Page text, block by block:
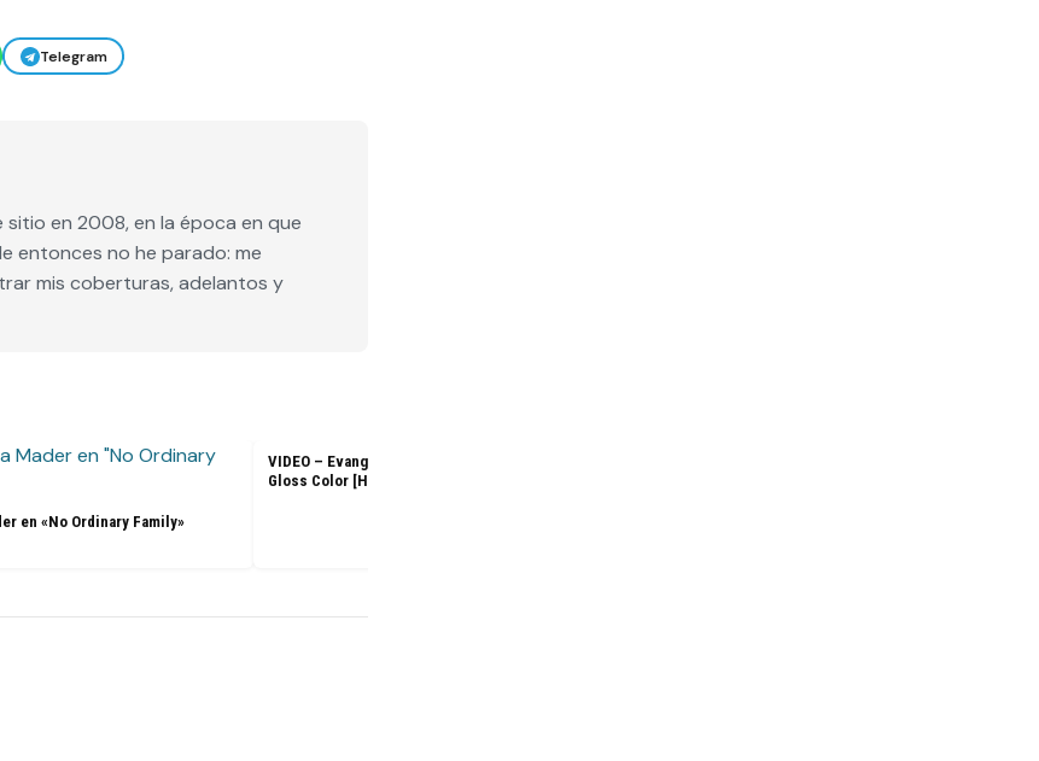
Telegram
en 2008, en la época en que
entonces no he parado: me
mis coberturas, adelantos y
en «No Ordinary Family»
VIDEO – Evangeline Lilly – L’Oreal Healthy Look Creme
Gloss Color [HD]